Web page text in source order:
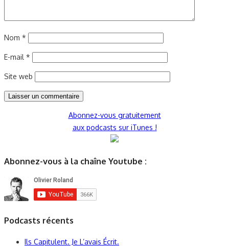
Nom *
E-mail *
Site web
Abonnez-vous gratuitement
aux podcasts sur iTunes !
Abonnez-vous à la chaîne Youtube :
Podcasts récents
Ils Capitulent. Je L’avais Écrit.